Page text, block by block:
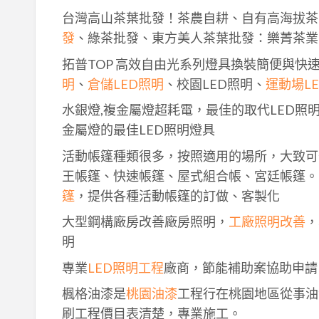
台灣高山茶葉批發！茶農自耕、自有高海拔
發、綠茶批發、東方美人茶葉批發：樂菁茶業
拓普TOP 高效自由光系列燈具換裝簡便與快
明 、 倉儲LED照明 、校園LED照明、 運動場
水銀燈,複金屬燈超耗電，最佳的取代LED照
金屬燈的最佳LED照明燈具
活動帳篷種類很多，按照適用的場所，大致
王帳篷、快速帳篷、屋式組合帳、宮廷帳篷。
篷，提供各種活動帳篷的訂做、客製化
大型鋼構廠房改善廠房照明， 工廠照明改善
明
專業LED照明工程廠商，節能補助案協助申
楓格油漆是桃園油漆工程行在桃園地區從事
刷工程價目表清楚，專業施工。